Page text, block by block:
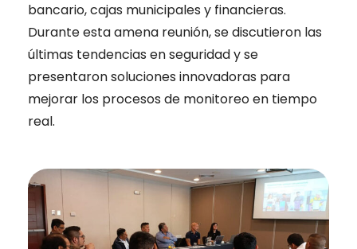
bancario, cajas municipales y financieras.
Durante esta amena reunión, se discutieron las
últimas tendencias en seguridad y se
presentaron soluciones innovadoras para
mejorar los procesos de monitoreo en tiempo
real.